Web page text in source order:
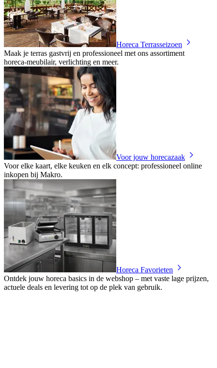
Horeca Terrasseizoen
Maak je terras gastvrij en professioneel met ons assortiment
horeca‑meubilair, verlichting en meer.
Voor jouw horecazaak
Voor elke kaart, elke keuken en elk concept: professioneel online
inkopen bij Makro.
Horeca Favorieten
Ontdek jouw horeca basics in de webshop – met vaste lage prijzen,
actuele deals en levering tot op de plek van gebruik.